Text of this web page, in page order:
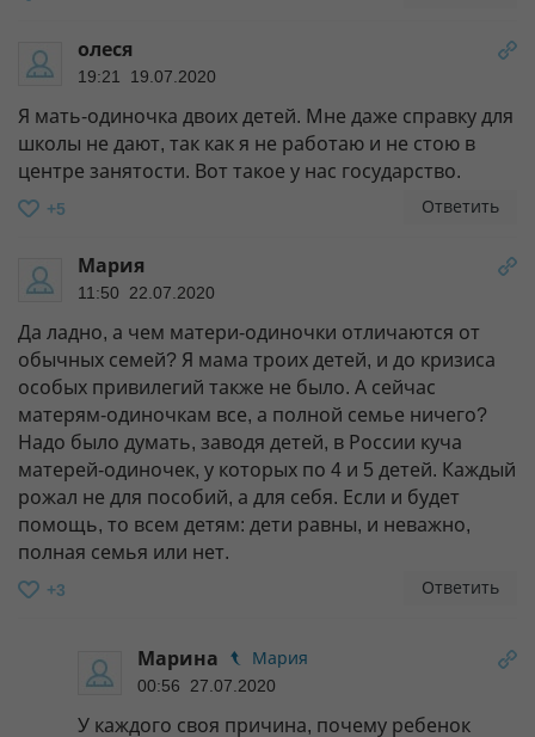
олеся
19:21 19.07.2020
Я мать-одиночка двоих детей. Мне даже справку для
школы не дают, так как я не работаю и не стою в
центре занятости. Вот такое у нас государство.
+5 Ответить
Мария
11:50 22.07.2020
Да ладно, а чем матери-одиночки отличаются от
обычных семей? Я мама троих детей, и до кризиса
особых привилегий также не было. А сейчас
матерям-одиночкам все, а полной семье ничего?
Надо было думать, заводя детей, в России куча
матерей-одиночек, у которых по 4 и 5 детей. Каждый
рожал не для пособий, а для себя. Если и будет
помощь, то всем детям: дети равны, и неважно,
полная семья или нет.
+3 Ответить
Марина
Мария
00:56 27.07.2020
У каждого своя причина, почему ребенок